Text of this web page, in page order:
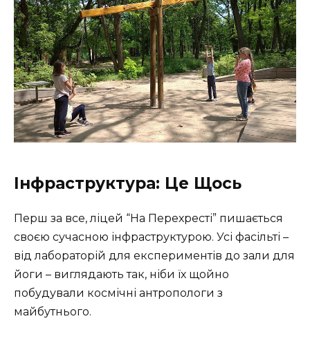
Інфраструктура: Це Щось
Перш за все, ліцей “На Перехресті” пишається
своєю сучасною інфраструктурою. Усі фасільті –
від лабораторій для експериментів до зали для
йоги – виглядають так, ніби їх щойно
побудували космічні антропологи з
майбутнього.